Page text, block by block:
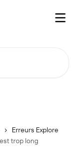
Erreurs Explore
trop long